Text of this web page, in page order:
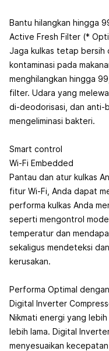
Bantu hilangkan hingga
Active Fresh Filter (*
Jaga kulkas tetap bersih
kontaminasi pada
menghilangkan hingga
filter. Udara yang
di-deodorisasi, dan anti-
mengeliminasi bakteri.
Smart control
Wi-Fi Embedded
Pantau dan atur kulkas
fitur Wi-Fi, Anda dapat
performa kulkas Anda
seperti mengontrol
temperatur dan
sekaligus mendeteksi
kerusakan.
Performa Optimal
Digital Inverter
Nikmati energi yang
lebih lama. Digital
menyesuaikan